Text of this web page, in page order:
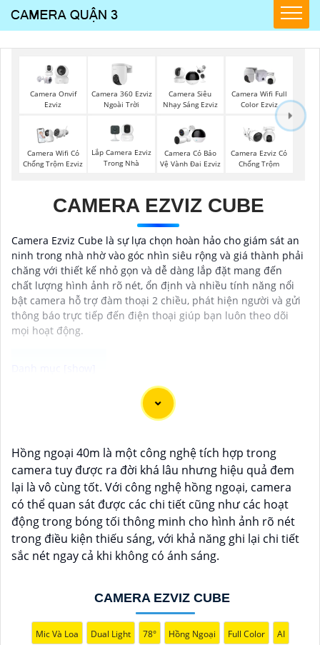
Camera Onvif
Ezviz
Camera 360 Ezviz
Ngoài Trời
Camera Siêu
Nhạy Sáng Ezviz
Camera Wifi Full
Color Ezviz
Camera Wifi Có
Chống Trộm Ezviz
Lắp Camera Ezviz
Trong Nhà
Camera Có Bảo
Vệ Vành Đai Ezviz
Camera Ezviz Có
Chống Trộm
CAMERA EZVIZ CUBE
Camera Ezviz Cube là sự lựa chọn hoàn hảo cho giám sát an
ninh trong nhà nhờ vào góc nhìn siêu rộng và giá thành phải
chăng với thiết kế nhỏ gọn và dễ dàng lắp đặt mang đến
chất lượng hình ảnh rõ nét, ổn định và nhiều tính năng nổi
bật camera hỗ trợ đàm thoại 2 chiều, phát hiện người và gửi
thông báo trực tiếp đến điện thoại giúp bạn luôn theo dõi
mọi hoạt động.
Camera Wifi Cube nhỏ gọn này là một giải pháp an
ninh lý tưởng cho việc giám sát gia đình hoặc văn
mang lại hình ảnh sắc nét, cho phép bạn theo dõi mọi
hoạt động một cách rõ ràng. Với khả năng kết nối Wifi,
bạn có thể xem trực tiếp hoặc lưu trữ hình ảnh từ xa
thông qua ứng dụng điện thoại thông minh. Đèn hồng
ngoại thông minh giúp quan sát ban đêm mà không
làm mờ hình ảnh. Đồng thời, tính năng cảnh báo
chuyển động sẽ thông báo ngay lập tức khi phát hiện
yên tâm theo dõi và bảo vệ căn nhà hoặc văn phòng
của mình mọi lúc mọi nơi.
Hồng ngoại 40m là một công nghệ tích hợp trong
camera tuy được ra đời khá lâu nhưng hiệu quả đem
lại là vô cùng tốt. Với công nghệ hồng ngoại, camera
có thể quan sát được các chi tiết cũng như các hoạt
động trong bóng tối thông minh cho hình ảnh rõ nét
trong điều kiện thiếu sáng, với khả năng ghi lại chi tiết
sắc nét ngay cả khi không có ánh sáng.
CAMERA EZVIZ CUBE
Mic Và Loa Dual Light 78° Hồng Ngoại Full Color AI